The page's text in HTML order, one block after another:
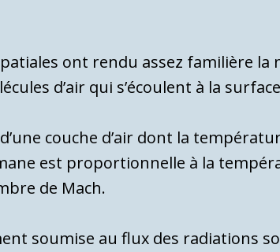
ont rendu assez familière
d’air qui s’écoulent à la
couche d’air dont la
est proportionnelle à la
de Mach.
soumise au flux des radiations